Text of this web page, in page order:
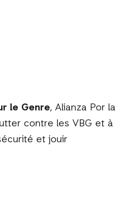
le Genre, Alianza Por la
contre les VBG et à
et jouir